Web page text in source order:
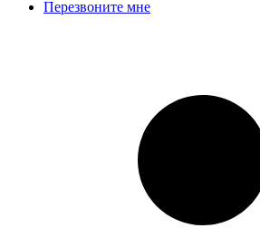
Перезвоните мне